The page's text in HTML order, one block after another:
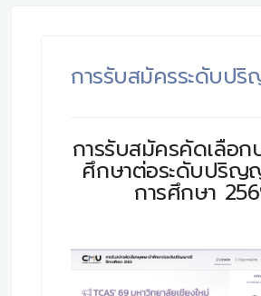
การรับสมัครระดับป
การรับสมัครคัดเลือก
ศึกษาต่อระดับปริญ
การศึกษา